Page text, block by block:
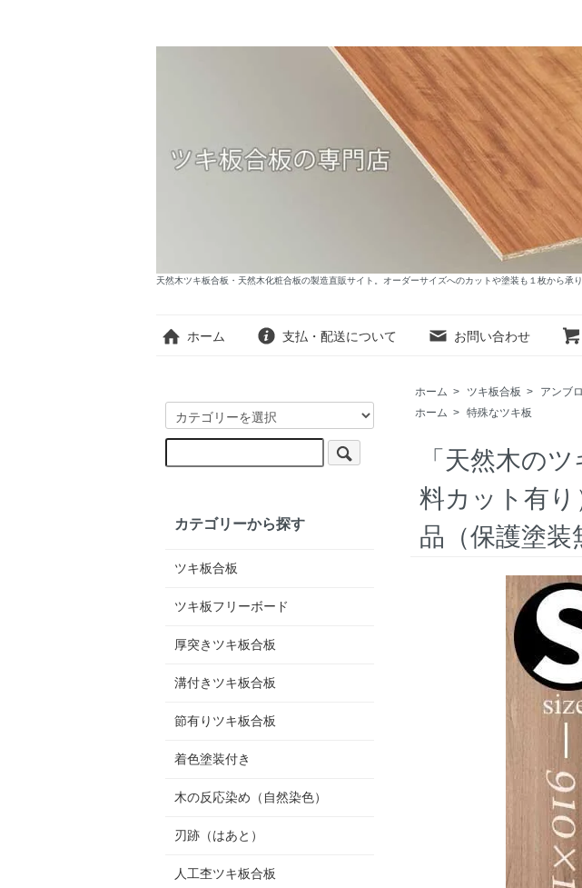
天然木ツキ板合板・天然木化粧合板の製造直販サイト。オーダーサイズへのカットや塗装も１枚から承
ホーム 支払・配送について お問い合わせ
ホーム > ツキ板合板 >
アンブ
ホーム > 特殊なツキ板
「天然木の
料カット有
品（保護塗
カテゴリーから探す
ツキ板合板
ツキ板フリーボード
厚突きツキ板合板
溝付きツキ板合板
節有りツキ板合板
着色塗装付き
木の反応染め（自然染色）
刃跡（はあと）
人工杢ツキ板合板